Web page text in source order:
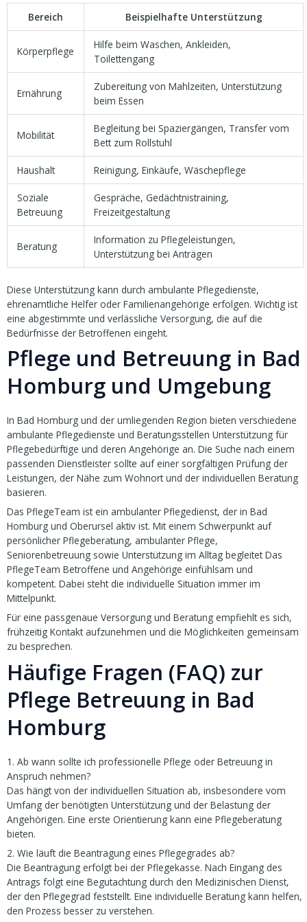
Bereich Beispielhafte Unterstützung
Körperpflege
Hilfe beim Waschen, Ankleiden,
Toilettengang
Ernährung
Zubereitung von Mahlzeiten, Unterstützung
beim Essen
Mobilität
Begleitung bei Spaziergängen, Transfer vom
Bett zum Rollstuhl
Haushalt Reinigung, Einkäufe, Wäschepflege
Soziale
Betreuung
Gespräche, Gedächtnistraining,
Freizeitgestaltung
Beratung
Information zu Pflegeleistungen,
Unterstützung bei Anträgen
Diese Unterstützung kann durch ambulante Pflegedienste,
ehrenamtliche Helfer oder Familienangehörige erfolgen. Wichtig ist
eine abgestimmte und verlässliche Versorgung, die auf die
Bedürfnisse der Betroffenen eingeht.
Pflege und Betreuung in Bad
Homburg und Umgebung
In Bad Homburg und der umliegenden Region bieten verschiedene
ambulante Pflegedienste und Beratungsstellen Unterstützung für
Pflegebedürftige und deren Angehörige an. Die Suche nach einem
passenden Dienstleister sollte auf einer sorgfältigen Prüfung der
Leistungen, der Nähe zum Wohnort und der individuellen Beratung
basieren.
Das PflegeTeam ist ein ambulanter Pflegedienst, der in Bad
Homburg und Oberursel aktiv ist. Mit einem Schwerpunkt auf
persönlicher Pflegeberatung, ambulanter Pflege,
Seniorenbetreuung sowie Unterstützung im Alltag begleitet Das
PflegeTeam Betroffene und Angehörige einfühlsam und
kompetent. Dabei steht die individuelle Situation immer im
Mittelpunkt.
Für eine passgenaue Versorgung und Beratung empfiehlt es sich,
frühzeitig Kontakt aufzunehmen und die Möglichkeiten gemeinsam
zu besprechen.
Häufige Fragen (FAQ) zur
Pflege Betreuung in Bad
Homburg
1. Ab wann sollte ich professionelle Pflege oder Betreuung in
Anspruch nehmen?
Das hängt von der individuellen Situation ab, insbesondere vom
Umfang der benötigten Unterstützung und der Belastung der
Angehörigen. Eine erste Orientierung kann eine Pflegeberatung
bieten.
2. Wie läuft die Beantragung eines Pflegegrades ab?
Die Beantragung erfolgt bei der Pflegekasse. Nach Eingang des
Antrags folgt eine Begutachtung durch den Medizinischen Dienst,
der den Pflegegrad feststellt. Eine individuelle Beratung kann helfen,
den Prozess besser zu verstehen.